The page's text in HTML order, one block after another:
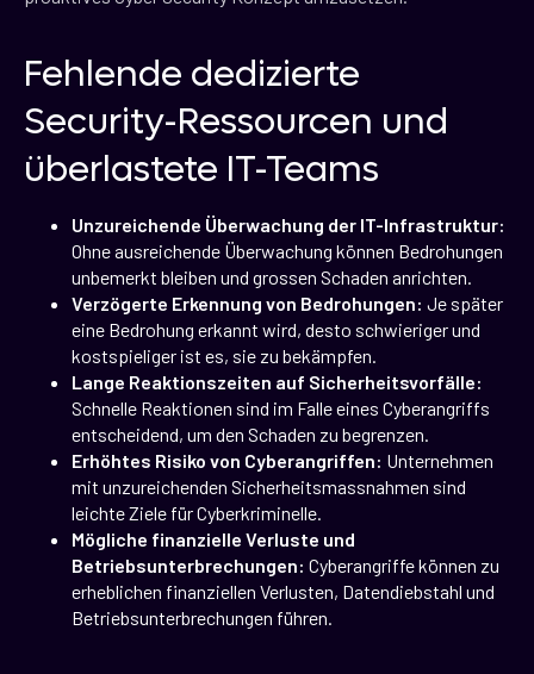
Fehlende dedizierte
Security-Ressourcen und
überlastete IT-Teams
Unzureichende Überwachung der IT-Infrastruktur:
Ohne ausreichende Überwachung können Bedrohungen
unbemerkt bleiben und grossen Schaden anrichten.
Verzögerte Erkennung von Bedrohungen: Je später
eine Bedrohung erkannt wird, desto schwieriger und
kostspieliger ist es, sie zu bekämpfen.
Lange Reaktionszeiten auf Sicherheitsvorfälle:
Schnelle Reaktionen sind im Falle eines Cyberangriffs
entscheidend, um den Schaden zu begrenzen.
Erhöhtes Risiko von Cyberangriffen: Unternehmen
mit unzureichenden Sicherheitsmassnahmen sind
leichte Ziele für Cyberkriminelle.
Mögliche finanzielle Verluste und
Betriebsunterbrechungen: Cyberangriffe können zu
erheblichen finanziellen Verlusten, Datendiebstahl und
Betriebsunterbrechungen führen.